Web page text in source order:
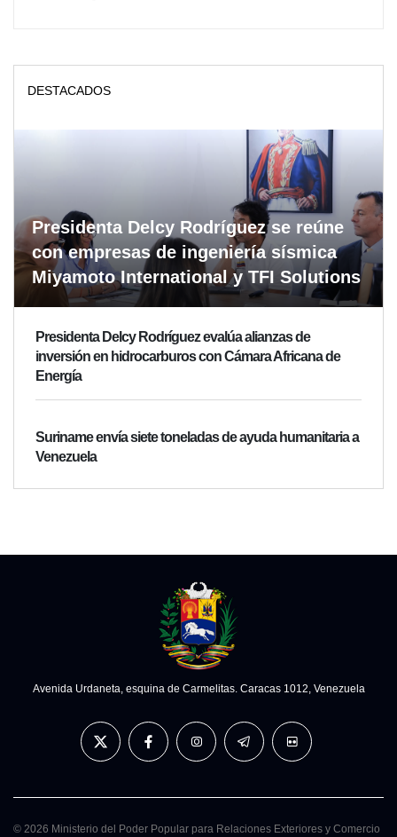
DESTACADOS
Presidenta Delcy Rodríguez se reúne
con empresas de ingeniería sísmica
Miyamoto International y TFI Solutions
Presidenta Delcy Rodríguez evalúa alianzas de
inversión en hidrocarburos con Cámara Africana de
Energía
Suriname envía siete toneladas de ayuda humanitaria a
Venezuela
Avenida Urdaneta, esquina de Carmelitas. Caracas 1012, Venezuela
© 2026 Ministerio del Poder Popular para Relaciones Exteriores y Comercio